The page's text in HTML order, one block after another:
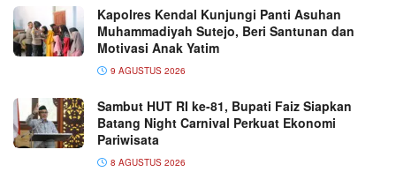
Kapolres Kendal Kunjungi Panti Asuhan
Muhammadiyah Sutejo, Beri Santunan dan
Motivasi Anak Yatim
9 AGUSTUS 2026
Sambut HUT RI ke-81, Bupati Faiz Siapkan
Batang Night Carnival Perkuat Ekonomi
Pariwisata
8 AGUSTUS 2026